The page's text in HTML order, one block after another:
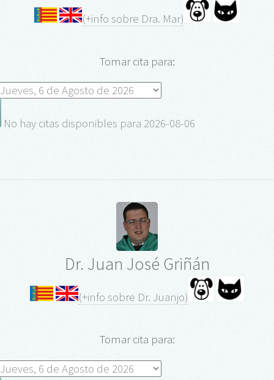
(+info sobre Dra. Mar)
Tomar cita para:
No hay citas disponibles para 2026-08-06
Dr. Juan José Griñán
(+info sobre Dr. Juanjo)
Tomar cita para: